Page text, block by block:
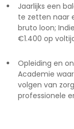
Jaarlijks een
te zetten naar
bruto loon;
€1.400 op
Opleiding en
Academie
volgen van
professionele